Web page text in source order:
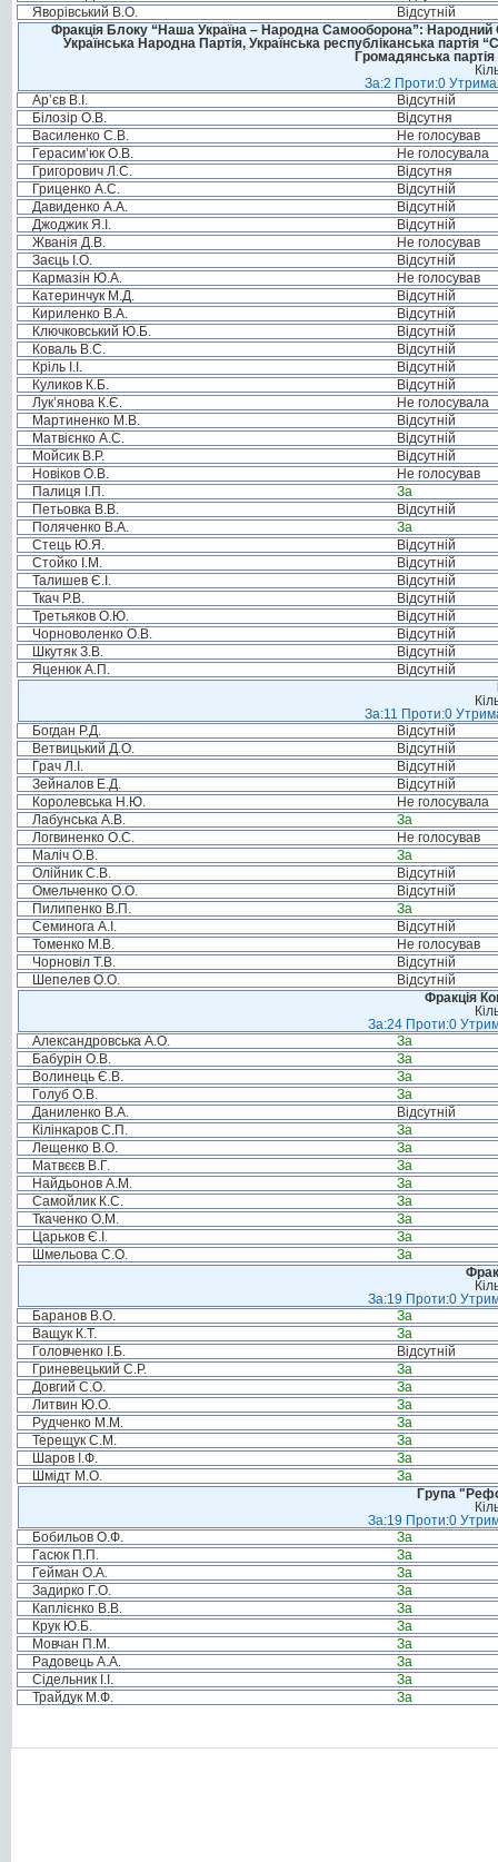
Яворівський В.О.
Відсутній
Фракція Блоку “Наша Україна – Народна Самооборона”: Народний
Українська Народна Партія, Українська республіканська
Громадянська
За:2 Проти:0
Ар’єв В.І.
Відсутній
Білозір О.В.
Відсутня
Василенко С.В.
Не голосував
Герасим’юк О.В.
Не голосувала
Григорович Л.С.
Відсутня
Гриценко А.С.
Відсутній
Давиденко А.А.
Відсутній
Джоджик Я.І.
Відсутній
Жванія Д.В.
Не голосував
Заєць І.О.
Відсутній
Кармазін Ю.А.
Не голосував
Катеринчук М.Д.
Відсутній
Кириленко В.А.
Відсутній
Ключковський Ю.Б.
Відсутній
Коваль В.С.
Відсутній
Кріль І.І.
Відсутній
Куликов К.Б.
Відсутній
Лук’янова К.Є.
Не голосувала
Мартиненко М.В.
Відсутній
Матвієнко А.С.
Відсутній
Мойсик В.Р.
Відсутній
Новіков О.В.
Не голосував
Палиця І.П.
За
Петьовка В.В.
Відсутній
Поляченко В.А.
За
Стець Ю.Я.
Відсутній
Стойко І.М.
Відсутній
Талишев Є.І.
Відсутній
Ткач Р.В.
Відсутній
Третьяков О.Ю.
Відсутній
Чорноволенко О.В.
Відсутній
Шкутяк З.В.
Відсутній
Яценюк А.П.
Відсутній
За:11 Проти:0
Богдан Р.Д.
Відсутній
Ветвицький Д.О.
Відсутній
Грач Л.І.
Відсутній
Зейналов Е.Д.
Відсутній
Королевська Н.Ю.
Не голосувала
Лабунська А.В.
За
Логвиненко О.С.
Не голосував
Маліч О.В.
За
Олійник С.В.
Відсутній
Омельченко О.О.
Відсутній
Пилипенко В.П.
За
Семинога А.І.
Відсутній
Томенко М.В.
Не голосував
Чорновіл Т.В.
Відсутній
Шепелев О.О.
Відсутній
Фракція
За:24 Проти:0
Александровська А.О.
За
Бабурін О.В.
За
Волинець Є.В.
За
Голуб О.В.
За
Даниленко В.А.
Відсутній
Кілінкаров С.П.
За
Лещенко В.О.
За
Матвєєв В.Г.
За
Найдьонов А.М.
За
Самойлик К.С.
За
Ткаченко О.М.
За
Царьков Є.І.
За
Шмельова С.О.
За
За:19 Проти:0
Баранов В.О.
За
Ващук К.Т.
За
Головченко І.Б.
Відсутній
Гриневецький С.Р.
За
Довгий С.О.
За
Литвин Ю.О.
За
Рудченко М.М.
За
Терещук С.М.
За
Шаров І.Ф.
За
Шмідт М.О.
За
Група
За:19 Проти:0
Бобильов О.Ф.
За
Гасюк П.П.
За
Гейман О.А.
За
Задирко Г.О.
За
Каплієнко В.В.
За
Крук Ю.Б.
За
Мовчан П.М.
За
Радовець А.А.
За
Сідельник І.І.
За
Трайдук М.Ф.
За